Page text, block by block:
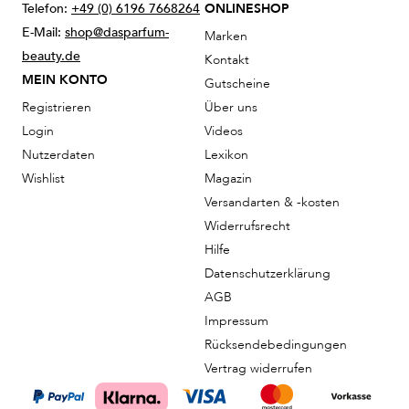
Telefon: +49 (0) 6196 7668264
E-Mail: shop@dasparfum-
beauty.de
MEIN KONTO
Registrieren
Login
Nutzerdaten
Wishlist
ONLINESHOP
Marken
Kontakt
Gutscheine
Über uns
Videos
Lexikon
Magazin
Versandarten & -kosten
Widerrufsrecht
Hilfe
Datenschutzerklärung
AGB
Impressum
Rücksendebedingungen
Vertrag widerrufen